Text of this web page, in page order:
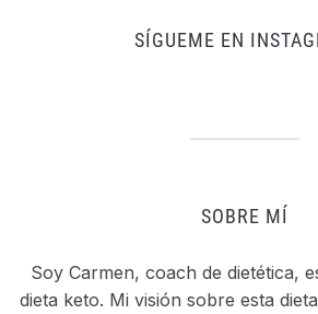
SÍGUEME EN
SOBRE MÍ
Soy Carmen, coach de dietética,
dieta keto. Mi visión sobre esta